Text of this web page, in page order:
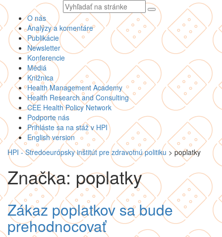
Vyhľadávaný
text
O nás
Analýzy a komentáre
Publikácie
Newsletter
Konferencie
Médiá
Knižnica
Health Management Academy
Health Research and Consulting
CEE Health Policy Network
Podporte nás
Prihláste sa na stáž v HPI
English version
HPI - Stredoeurópsky inštitút pre zdravotnú politiku >poplatky
Značka: poplatky
Zákaz poplatkov sa bude
prehodnocovať